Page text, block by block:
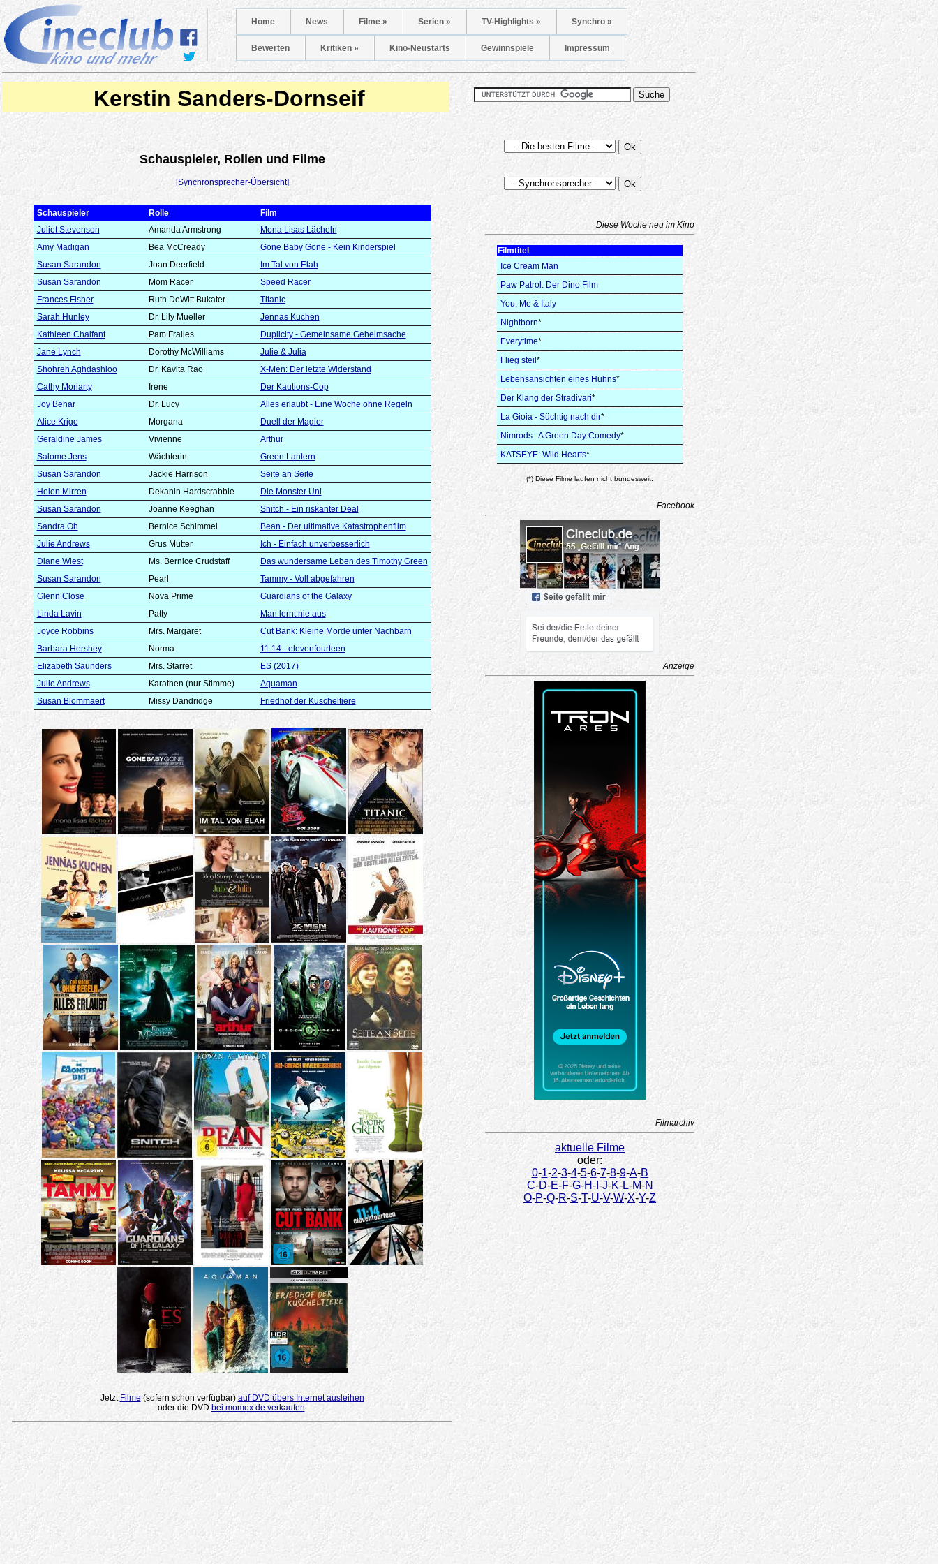
Home News Filme » Serien » TV-Highlights » Synchro »
Bewerten Kritiken » Kino-Neustarts Gewinnspiele Impressum
Kerstin Sanders-Dornseif
Schauspieler, Rollen und Filme
[Synchronsprecher-Übersicht]
Schauspieler Rolle
Film
Juliet Stevenson
Amanda Armstrong
Mona Lisas Lächeln
Amy Madigan
Bea McCready
Gone Baby Gone - Kein Kinderspiel
Susan Sarandon
Joan Deerfield
Im Tal von Elah
Susan Sarandon
Mom Racer
Speed Racer
Frances Fisher
Ruth DeWitt Bukater
Titanic
Sarah Hunley
Dr. Lily Mueller
Jennas Kuchen
Kathleen Chalfant
Pam Frailes
Duplicity - Gemeinsame Geheimsache
Jane Lynch
Dorothy McWilliams
Julie & Julia
Shohreh Aghdashloo
Dr. Kavita Rao
X-Men: Der letzte Widerstand
Cathy Moriarty
Irene
Der Kautions-Cop
Joy Behar
Dr. Lucy
Alles erlaubt - Eine Woche ohne Regeln
Alice Krige
Morgana
Duell der Magier
Geraldine James
Vivienne
Arthur
Salome Jens
Wächterin
Green Lantern
Susan Sarandon
Jackie Harrison
Seite an Seite
Helen Mirren
Dekanin Hardscrabble
Die Monster Uni
Susan Sarandon
Joanne Keeghan
Snitch - Ein riskanter Deal
Sandra Oh
Bernice Schimmel
Bean - Der ultimative Katastrophenfilm
Julie Andrews
Grus Mutter
Ich - Einfach unverbesserlich
Diane Wiest
Ms. Bernice Crudstaff
Das wundersame Leben des Timothy Green
Susan Sarandon
Pearl
Tammy - Voll abgefahren
Glenn Close
Nova Prime
Guardians of the Galaxy
Linda Lavin
Patty
Man lernt nie aus
Joyce Robbins
Mrs. Margaret
Cut Bank: Kleine Morde unter Nachbarn
Barbara Hershey
Norma
11:14 - elevenfourteen
Elizabeth Saunders
Mrs. Starret
ES (2017)
Julie Andrews
Karathen (nur Stimme)
Aquaman
Susan Blommaert
Missy Dandridge Friedhof der Kuscheltiere
Jetzt Filme(sofern schon verfügbar) auf DVD übers Internet ausleihen
oder die DVD bei momox.de verkaufen.
Diese Woche neu im Kino
Filmtitel
Ice Cream Man
Paw Patrol: Der Dino Film
You, Me & Italy
Nightborn*
Everytime*
Flieg steil *
Lebensansichten eines Huhns*
Der Klang der Stradivari*
La Gioia - Süchtig nach dir*
Nimrods : A Green Day Comedy*
KATSEYE: Wild Hearts*
(*) Diese Filme laufen nicht bundesweit.
Facebook
Anzeige
Filmarchiv
aktuelle Filme
oder:
0-1-2-3-4-5-6-7-8-9-A-B
C-D-E-F-G-H-I -J-K-L-M-N
O-P-Q-R-S-T-U-V-W-X-Y-Z